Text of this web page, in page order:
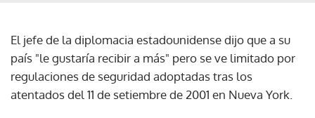
El jefe de la diplomacia estadounidense dijo que a su
país "le gustaría recibir a más" pero se ve limitado por
regulaciones de seguridad adoptadas tras los
atentados del 11 de setiembre de 2001 en Nueva York.